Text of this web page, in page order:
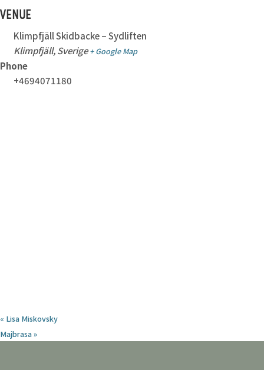
VENUE
Klimpfjäll Skidbacke – Sydliften
Klimpfjäll, Sverige + Google Map
Phone
+4694071180
« Lisa Miskovsky
Majbrasa»